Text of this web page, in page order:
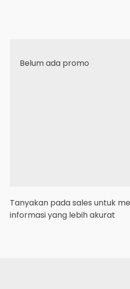
Belum ada promo
Tanyakan pada sales untuk
informasi yang lebih akurat